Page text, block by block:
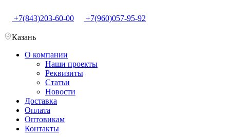
+7(843)203-60-00 +7(960)057-95-92
Казань
О компании
Наши проекты
Реквизиты
Статьи
Новости
Доставка
Оплата
Оптовикам
Контакты